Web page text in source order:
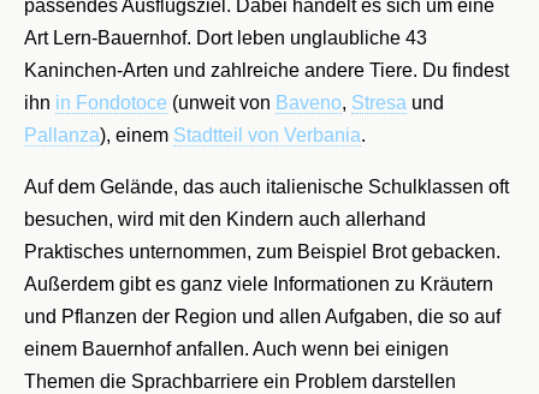
passendes Ausflugsziel. Dabei handelt es sich um eine
Art Lern-Bauernhof. Dort leben unglaubliche 43
Kaninchen-Arten und zahlreiche andere Tiere. Du findest
ihn in Fondotoce (unweit von Baveno, Stresa und
Pallanza), einem Stadtteil von Verbania.
Auf dem Gelände, das auch italienische Schulklassen oft
besuchen, wird mit den Kindern auch allerhand
Praktisches unternommen, zum Beispiel Brot gebacken.
Außerdem gibt es ganz viele Informationen zu Kräutern
und Pflanzen der Region und allen Aufgaben, die so auf
einem Bauernhof anfallen. Auch wenn bei einigen
Themen die Sprachbarriere ein Problem darstellen